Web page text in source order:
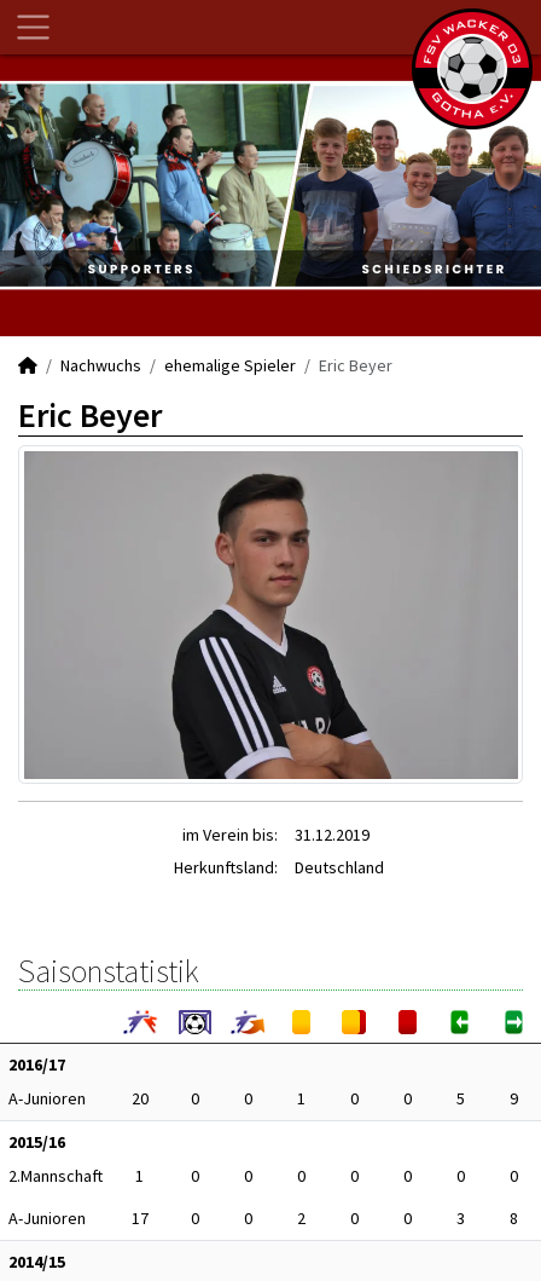
Nachwuchs ehemalige Spieler Eric Beyer
Eric Beyer
im Verein bis:
31.12.2019
Herkunftsland:
Deutschland
Saisonstatistik
2016/17
A-Junioren
20 0 0 1 0 0 5
9
2015/16
2.Mannschaft
1 0 0 0 0 0 0
0
A-Junioren
17 0 0 2 0 0 3
8
2014/15